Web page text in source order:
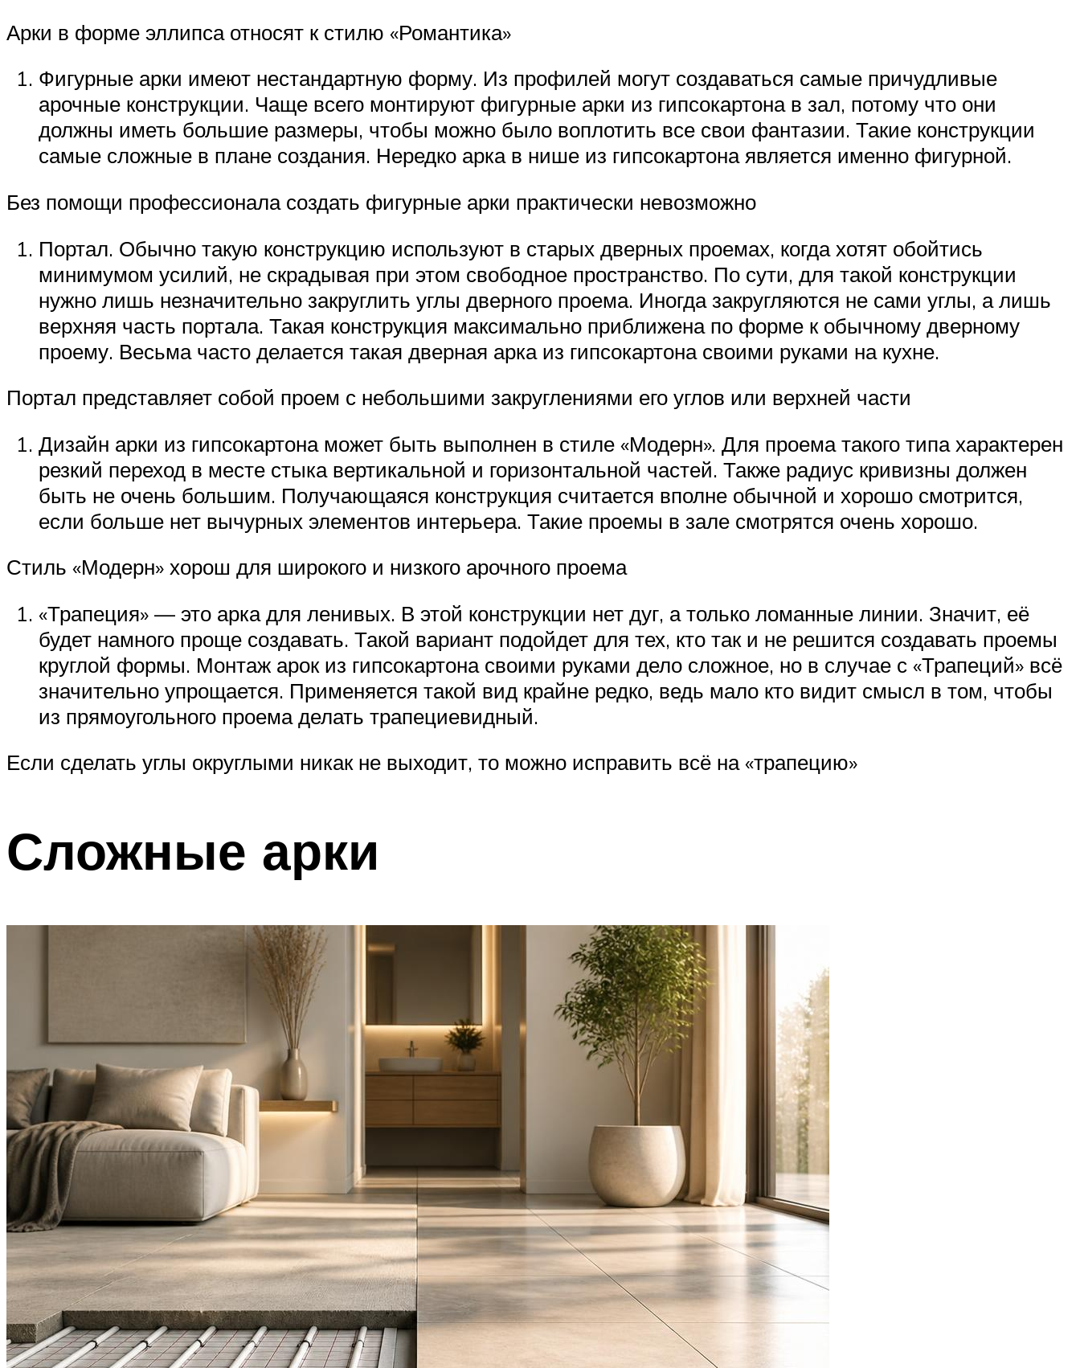
Арки в форме эллипса относят к стилю «Романтика»
Фигурные арки имеют нестандартную форму. Из профилей могут создаваться самые причудливые
арочные конструкции. Чаще всего монтируют фигурные арки из гипсокартона в зал, потому что они
должны иметь большие размеры, чтобы можно было воплотить все свои фантазии. Такие конструкции
самые сложные в плане создания. Нередко арка в нише из гипсокартона является именно фигурной.
Без помощи профессионала создать фигурные арки практически невозможно
Портал. Обычно такую конструкцию используют в старых дверных проемах, когда хотят обойтись
минимумом усилий, не скрадывая при этом свободное пространство. По сути, для такой конструкции
нужно лишь незначительно закруглить углы дверного проема. Иногда закругляются не сами углы, а лишь
верхняя часть портала. Такая конструкция максимально приближена по форме к обычному дверному
проему. Весьма часто делается такая дверная арка из гипсокартона своими руками на кухне.
Портал представляет собой проем с небольшими закруглениями его углов или верхней части
Дизайн арки из гипсокартона может быть выполнен в стиле «Модерн». Для проема такого типа характерен
резкий переход в месте стыка вертикальной и горизонтальной частей. Также радиус кривизны должен
быть не очень большим. Получающаяся конструкция считается вполне обычной и хорошо смотрится,
если больше нет вычурных элементов интерьера. Такие проемы в зале смотрятся очень хорошо.
Стиль «Модерн» хорош для широкого и низкого арочного проема
«Трапеция» — это арка для ленивых. В этой конструкции нет дуг, а только ломанные линии. Значит, её
будет намного проще создавать. Такой вариант подойдет для тех, кто так и не решится создавать проемы
круглой формы. Монтаж арок из гипсокартона своими руками дело сложное, но в случае с «Трапеций» всё
значительно упрощается. Применяется такой вид крайне редко, ведь мало кто видит смысл в том, чтобы
из прямоугольного проема делать трапециевидный.
Если сделать углы округлыми никак не выходит, то можно исправить всё на «трапецию»
Сложные арки